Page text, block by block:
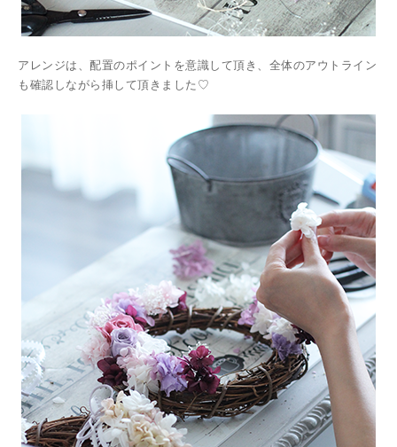
アレンジは、配置のポイントを意識して頂き、全体のアウトライン
も確認しながら挿して頂きました♡